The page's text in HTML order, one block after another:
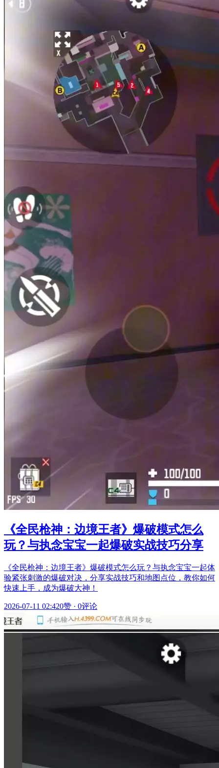
《全民枪神：边境王者》爆破模式怎么
玩？与执念宝宝一起爆破实战技巧分享
《全民枪神：边境王者》爆破模式怎么玩？与执念宝宝一起体
验紧张刺激的爆破对决，分享实战技巧和地图点位，教你如何
快速上手，成为爆破大神！
2026-07-11 02:420赞 · 0评论